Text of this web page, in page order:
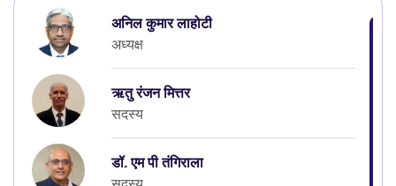
अनिल कुमार लाहोटी
अध्यक्ष
ऋतु रंजन मित्तर
सदस्य
डॉ. एम पी तंगिराला